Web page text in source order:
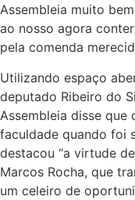
Assembleia muito
ao nosso agora
pela comenda
Utilizando espaço
deputado Ribeiro do
Assembleia disse que
faculdade quando foi
destacou “a virtude
Marcos Rocha, que
um celeiro de